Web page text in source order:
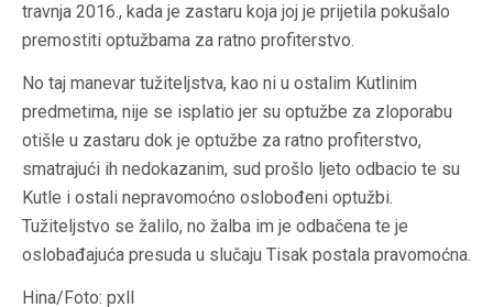
travnja 2016., kada je zastaru koja joj je prijetila pokušalo
premostiti optužbama za ratno profiterstvo.
No taj manevar tužiteljstva, kao ni u ostalim Kutlinim
predmetima, nije se isplatio jer su optužbe za zloporabu
otišle u zastaru dok je optužbe za ratno profiterstvo,
smatrajući ih nedokazanim, sud prošlo ljeto odbacio te su
Kutle i ostali nepravomoćno oslobođeni optužbi.
Tužiteljstvo se žalilo, no žalba im je odbačena te je
oslobađajuća presuda u slučaju Tisak postala pravomoćna.
Hina/Foto: pxll